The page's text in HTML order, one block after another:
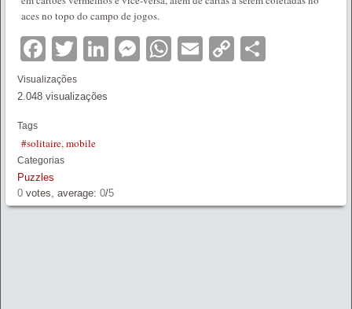
aces no topo do campo de jogos.
Facebook
TwitterLinkedIn
Messenger
WhatsApp
EmailCopy
Visualizações
2.048 visualizações
Tags
#solitaire,mobile
Categorias
Puzzles
0 votes, average: 0/5